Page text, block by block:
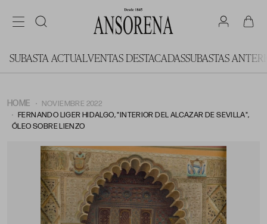
SUBASTA ACTUALVENTAS DESTACADASSUBASTAS
HOME
NOVIEMBRE 2022
FERNANDO LIGER HIDALGO, "INTERIOR DEL ALCAZAR DE SEVILLA",
ÓLEO SOBRE LIENZO